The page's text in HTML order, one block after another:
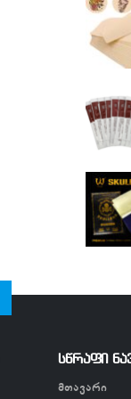
სწრაფი
მთავარი